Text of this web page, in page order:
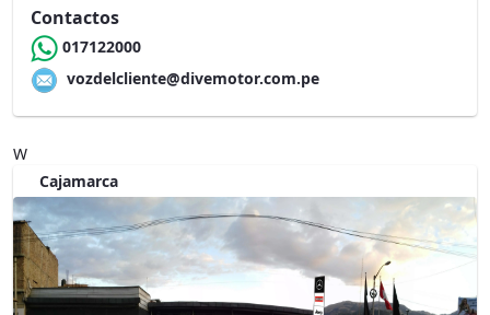
Contactos
017122000
vozdelcliente@divemotor.com.pe
W
Cajamarca